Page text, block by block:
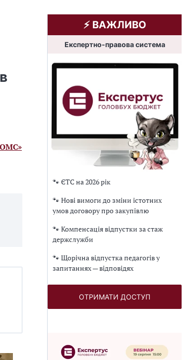
ОМС»
⚡️ ВАЖЛИВО
Експертно-правова система
🐾 ЄТС на 2026 рік
🐾 Нові вимоги до зміни істотних
умов договору про закупівлю
🐾 Компенсація відпустки за стаж
держслужби
🐾 Щорічна відпустка педагогів у
запитаннях — відповідях
ОТРИМАТИ ДОСТУП